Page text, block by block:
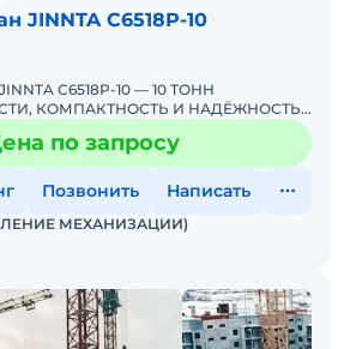
JINNTA С6518Р-10
C6518P-10 — 10 ТОНН
КОМПАКТНОСТЬ И НАДЁЖНОСТЬ
ЭКСКЛЮЗИВНО ОТ
ЕДИНСТВЕ
по запросу
Позвонить Написать
МЕХАНИЗАЦИИ)